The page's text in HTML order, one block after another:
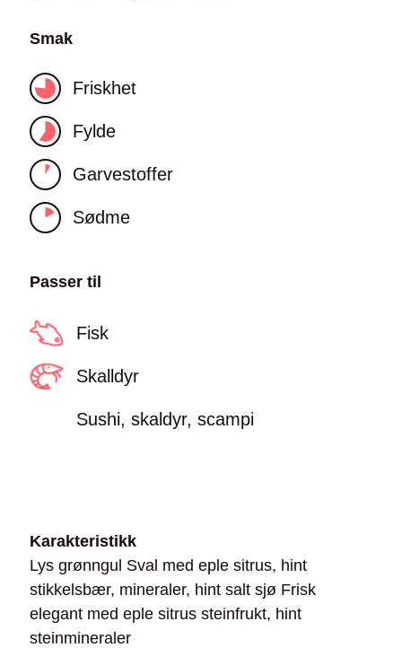
Smak
Friskhet
Fylde
Garvestoffer
Sødme
Passer til
Fisk
Skalldyr
Sushi, skaldyr, scampi
Karakteristikk
Lys grønngul Sval med eple sitrus, hint
stikkelsbær, mineraler, hint salt sjø Frisk
elegant med eple sitrus steinfrukt, hint
steinmineraler